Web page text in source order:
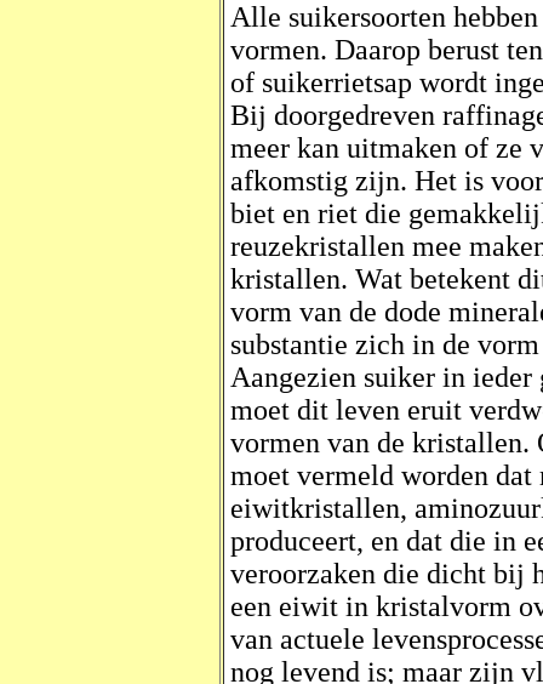
Alle suikersoorten
vormen. Daarop berust
of suikerrietsap wordt
Bij doorgedreven
meer kan uitmaken of ze
afkomstig zijn. Het is
biet en riet die
reuzekristallen mee
kristallen. Wat betekent
vorm van de dode
substantie zich in de
Aangezien suiker in ieder
moet dit leven eruit
vormen van de kristallen.
moet vermeld worden
eiwitkristallen,
produceert, en dat die in
veroorzaken die dicht bij
een eiwit in kristalvorm
van actuele
nog levend is; maar zijn